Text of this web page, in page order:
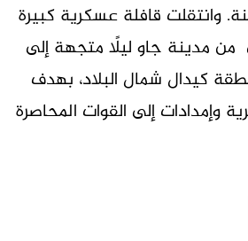
وانتقلت قافلة عسكرية كبيرة
من مدينة جاو ليلًا متجهة إلى
كيدال شمال البلاد، بهدف
وإمدادات إلى القوات المحاصرة